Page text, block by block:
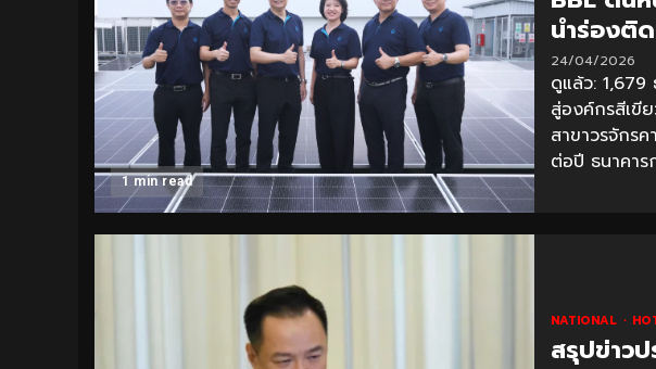
1 min read
นำร่องติ
24/04/2026
ดูแล้ว: 1,679
สู่องค์กรสีเขี
สาขาวรจักร
ต่อปี ธนาคาร
NATIONAL
สรุปข่าว